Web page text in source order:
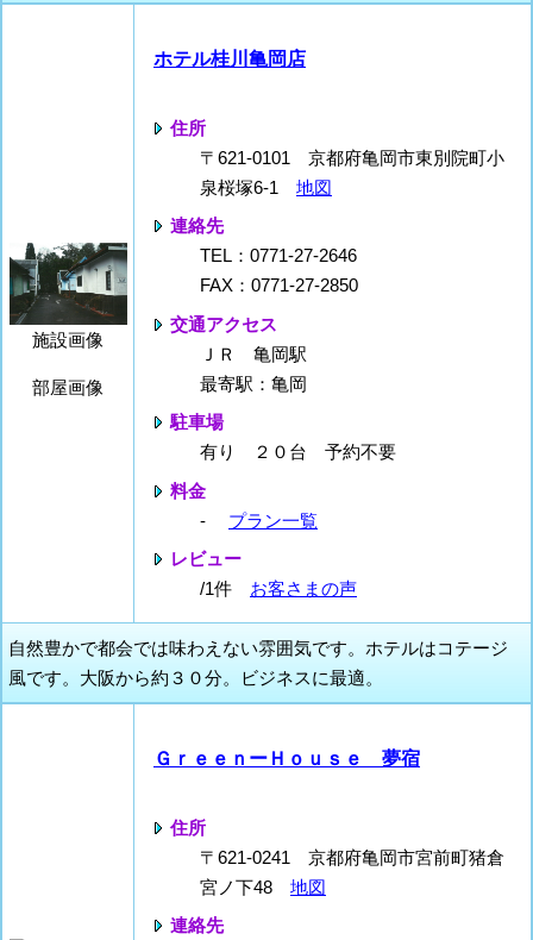
施設画像
部屋画像
ホテル桂川亀岡店
住所
〒621-0101 京都府亀岡市東別院町小
泉桜塚6-1 地図
連絡先
TEL：0771-27-2646
FAX：0771-27-2850
交通アクセス
ＪＲ 亀岡駅
最寄駅：亀岡
駐車場
有り ２０台 予約不要
料金
- プラン一覧
レビュー
/1件 お客さまの声
自然豊かで都会では味わえない雰囲気です。ホテルはコテージ
風です。大阪から約３０分。ビジネスに最適。
ＧｒｅｅｎーＨｏｕｓｅ 夢宿
住所
〒621-0241 京都府亀岡市宮前町猪倉
宮ノ下48 地図
連絡先